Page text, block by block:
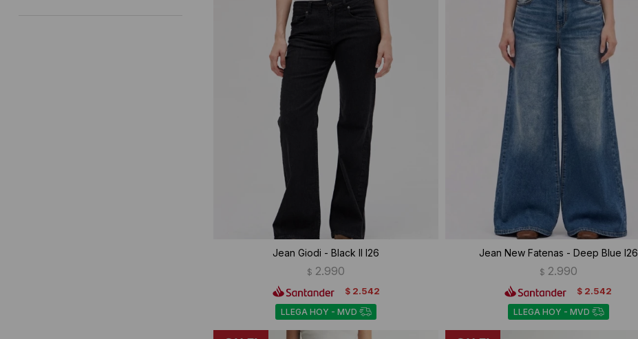
Jean Giodi - Black II I26
$ 2.990
$ 2.542
LLEGA HOY - MVD
Jean New Fatenas - Deep Blue I26
$ 2.990
$ 2.542
LLEGA HOY - MVD